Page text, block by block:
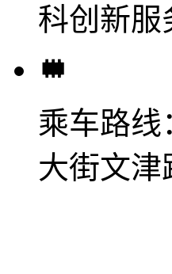
科创新服
乘车路线
大街文津